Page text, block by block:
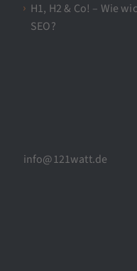
H1, H2 & Co! – Wie
SEO?
info@121watt.de